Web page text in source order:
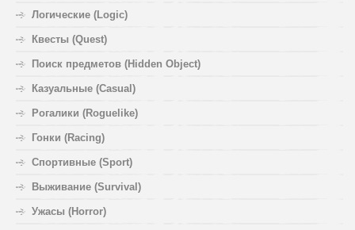
Логические (Logic)
Квесты (Quest)
Поиск предметов (Hidden Object)
Казуальные (Casual)
Рогалики (Roguelike)
Гонки (Racing)
Спортивные (Sport)
Выживание (Survival)
Ужасы (Horror)